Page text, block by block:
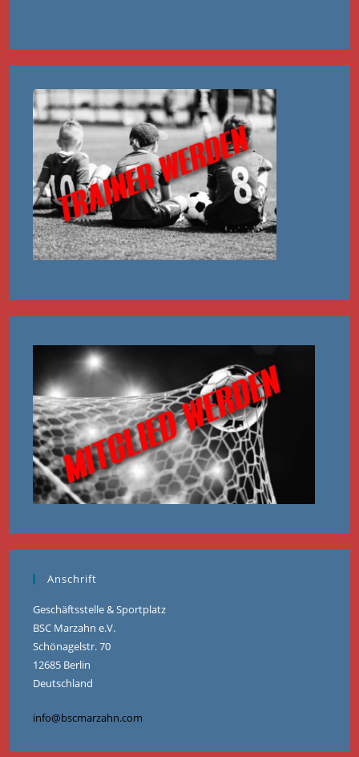
Anschrift
Geschäftsstelle & Sportplatz
BSC Marzahn e.V.
Schönagelstr. 70
12685 Berlin
Deutschland
info@bscmarzahn.com